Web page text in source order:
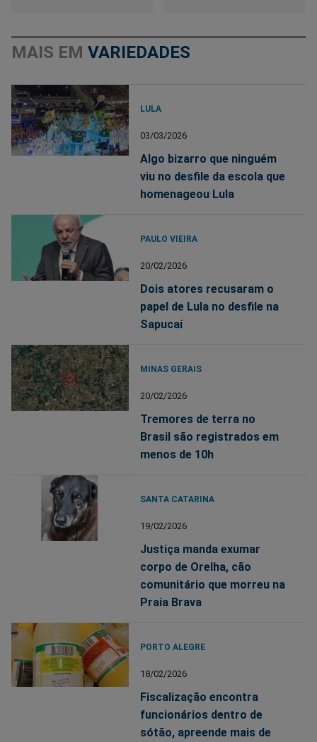
MAIS EM VARIEDADES
LULA
03/03/2026
Algo bizarro que ninguém
viu no desfile da escola que
homenageou Lula
PAULO VIEIRA
20/02/2026
Dois atores recusaram o
papel de Lula no desfile na
Sapucaí
MINAS GERAIS
20/02/2026
Tremores de terra no
Brasil são registrados em
menos de 10h
SANTA CATARINA
19/02/2026
Justiça manda exumar
corpo de Orelha, cão
comunitário que morreu na
Praia Brava
PORTO ALEGRE
18/02/2026
Fiscalização encontra
funcionários dentro de
sótão, apreende mais de